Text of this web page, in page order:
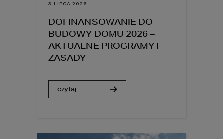
3 LIPCA 2026
DOFINANSOWANIE DO
BUDOWY DOMU 2026 –
AKTUALNE PROGRAMY I
ZASADY
czytaj